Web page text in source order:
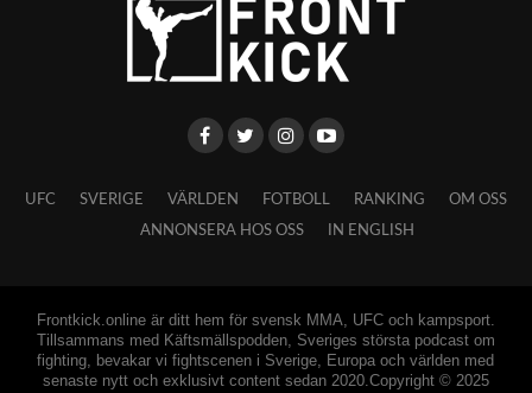
UFC SVERIGE VÄRLDEN FOTBOLL RANKING OM OSS
ANNONSERA HOS OSS IN ENGLISH
Frontkick.online är ditt hem för svensk MMA, UFC och kampsport.
Tillsammans med Käftsmällspodden, Sveriges största podcast om
fighting, bevakar vi fightscenen i Sverige, Europa och världen med
senaste nytt och exklusivt content sedan 2020.Copyright © 2025